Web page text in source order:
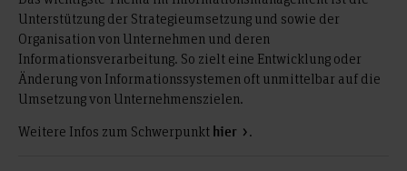
Unterstützung der Strategieumsetzung und sowie der
Organisation von Unternehmen und deren
Informationsverarbeitung. So zielt eine Entwicklung oder
Änderung von Informationssystemen oft unmittelbar auf die
Umsetzung von Unternehmenszielen.
Weitere Infos zum Schwerpunkt hier .